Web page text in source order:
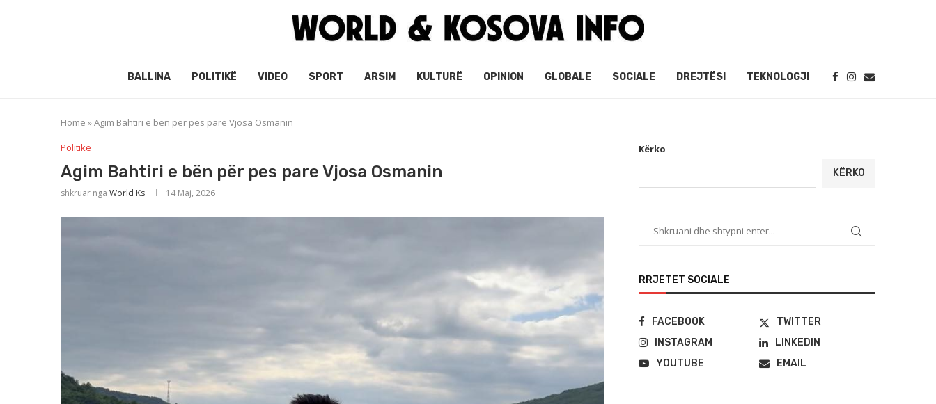
BALLINA POLITIKË VIDEO SPORT ARSIM KULTURË OPINION GLOBALE SOCIALE DREJTËSI TEKNOLOGJI
Home »Agim Bahtiri e bën për pes pare Vjosa Osmanin
Politikë
Agim Bahtiri e bën për pes pare Vjosa Osmanin
shkruar nga World Ks 14 Maj, 2026
Kërko
KËRKO
RRJETET SOCIALE
FACEBOOK
TWITTER
INSTAGRAM
LINKEDIN
YOUTUBE
EMAIL